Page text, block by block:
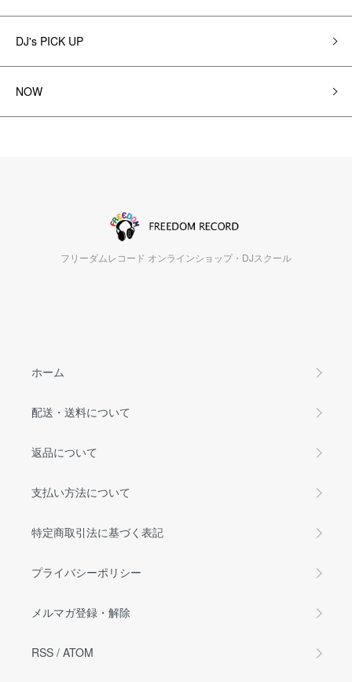
DJ's PICK UP
NOW
フリーダムレコード オンラインショップ・DJスクール
ホーム
配送・送料について
返品について
支払い方法について
特定商取引法に基づく表記
プライバシーポリシー
メルマガ登録・解除
RSS / ATOM